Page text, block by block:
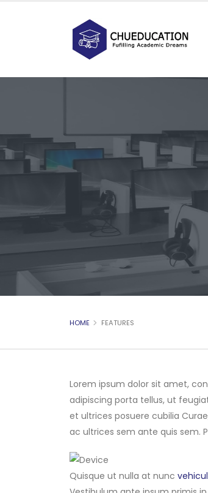
HOME FEATURES
Lorem ipsum dolor sit amet,
adipiscing porta tellus, ut
et ultrices posuere cubilia
ac ultrices sem ante quis sem.
Quisque ut nulla at nunc